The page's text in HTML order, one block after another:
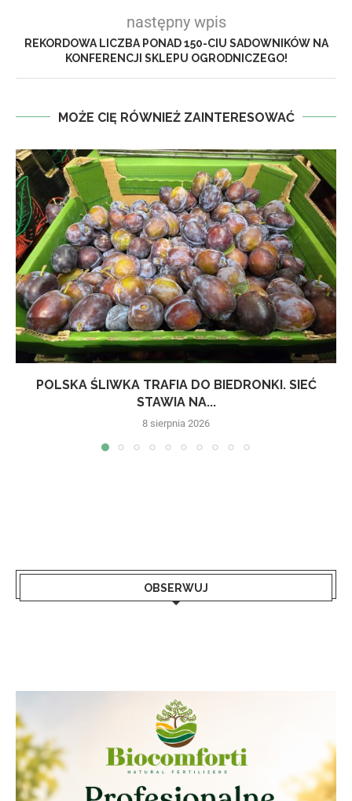
następny wpis
REKORDOWA LICZBA PONAD 150-CIU SADOWNIKÓW NA
KONFERENCJI SKLEPU OGRODNICZEGO!
MOŻE CIĘ RÓWNIEŻ ZAINTERESOWAĆ
POLSKA ŚLIWKA TRAFIA DO BIEDRONKI. SIEĆ
STAWIA NA...
8 sierpnia 2026
OBSERWUJ